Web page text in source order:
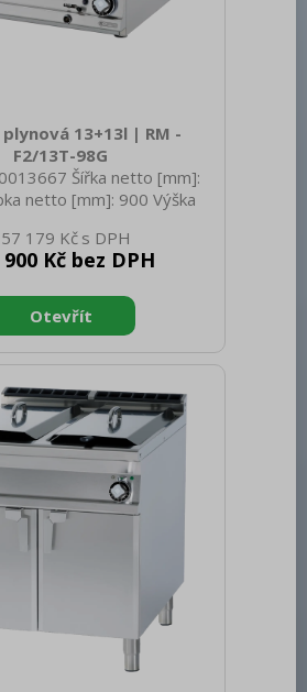
13+13l | RM -
F2/13T-98G
Šířka netto [mm]:
netto [mm]: 900 Výška
brutto [mm]: 830 Hloubka
970 Výška brutto [mm]:
zařízení Konstruční
Stolní Příkon elektrický [kW]:
230 V / 1N - 50 Hz
připojení plynu: Propan
zemní plyn Stupeň krytí
prvků: IPX5 Vn
179 Kč
900 Kč bez DPH